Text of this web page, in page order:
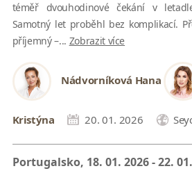
téměř dvouhodinové čekání v
Samotný let proběhl bez komplikací.
příjemný –... Zobrazit více
Nádvorníková Hana
Kristýna 20. 01. 2026
Portugalsko, 18. 01. 2026 - 22.